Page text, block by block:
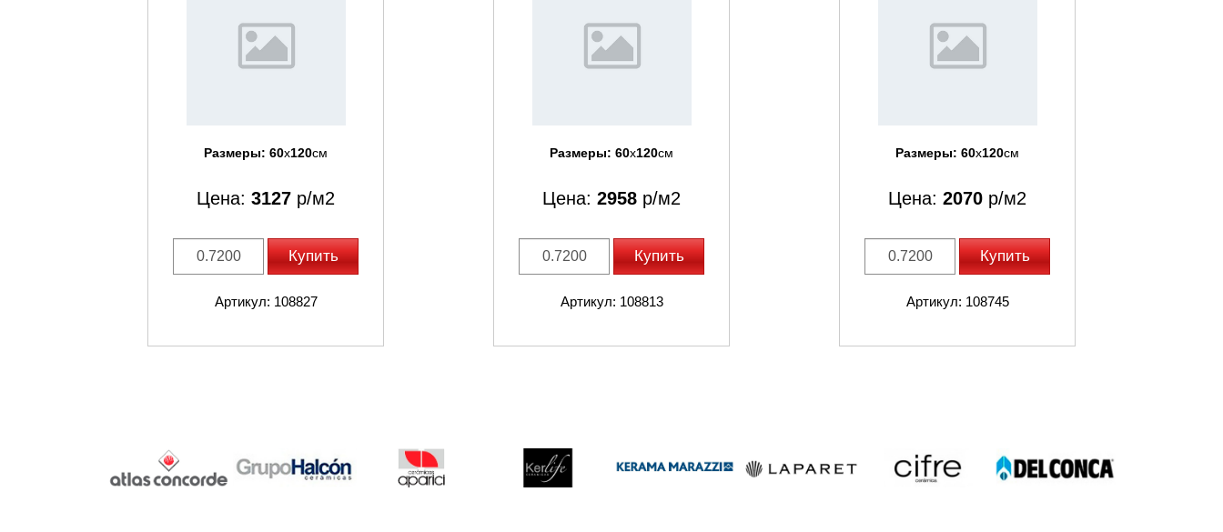
Размеры: 60x120см
Цена: 3127 р/м2
Купить
Артикул: 108827
Размеры: 60x120см
Цена: 2958 р/м2
Купить
Артикул: 108813
Размеры: 60x120см
Цена: 2070 р/м2
Купить
Артикул: 108745